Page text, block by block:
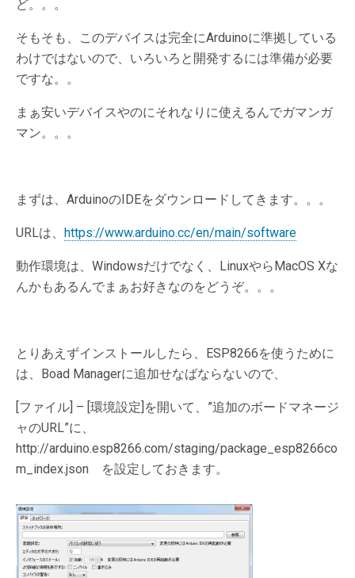
ど。。。
そもそも、このデバイスは完全にArduinoに準拠している
わけではないので、いろいろと開発するには準備が必要
ですな。。
まぁ安いデバイスやのにそれなりに使えるんでガマンガ
マン。。。
まずは、ArduinoのIDEをダウンロードしてきます。。。
URLは、 https://www.arduino.cc/en/main/software
動作環境は、Windowsだけでなく、LinuxやらMacOS Xな
んかもあるんでまぁお好きなのをどうぞ。。。
とりあえずインストールしたら、ESP8266を使うために
は、Boad Managerに追加せなばならないので、
[ファイル] – [環境設定]を開いて、”追加のボードマネージ
ャのURL”に、
http://arduino.esp8266.com/staging/package_esp8266co
m_index.json を設定しておきます。